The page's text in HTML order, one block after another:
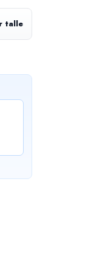
talle